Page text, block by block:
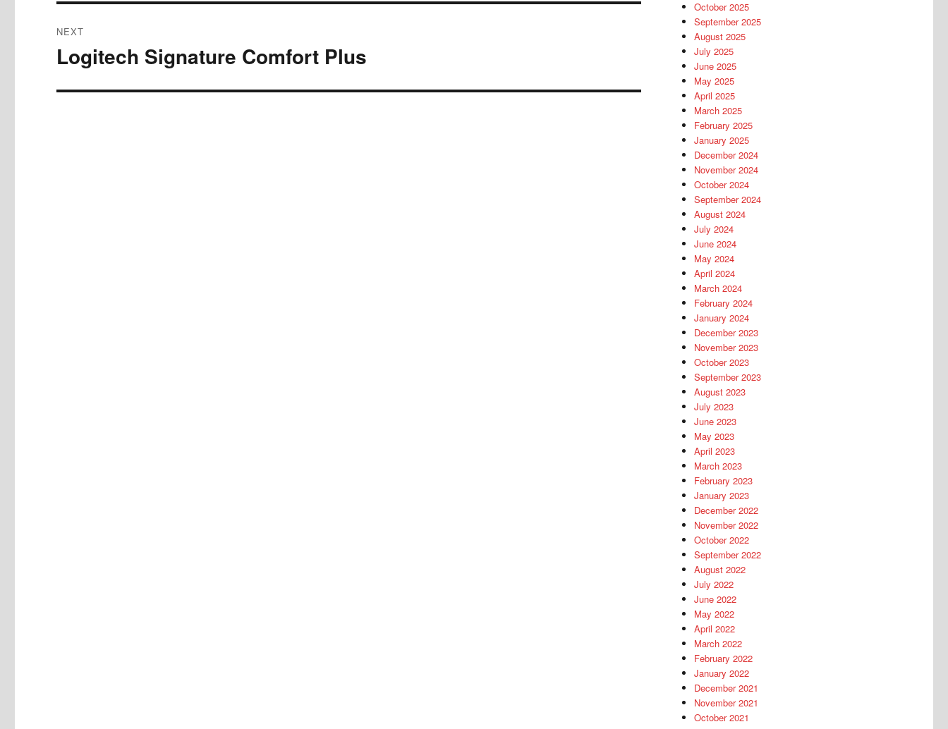
NEXT
Next
Logitech Signature Comfort Plus
October 2025
September 2025
August 2025
July 2025
June 2025
May 2025
April 2025
March 2025
February 2025
January 2025
December 2024
November 2024
October 2024
September 2024
August 2024
July 2024
June 2024
May 2024
April 2024
March 2024
February 2024
January 2024
December 2023
November 2023
October 2023
September 2023
August 2023
July 2023
June 2023
May 2023
April 2023
March 2023
February 2023
January 2023
December 2022
November 2022
October 2022
September 2022
August 2022
July 2022
June 2022
May 2022
April 2022
March 2022
February 2022
January 2022
December 2021
November 2021
October 2021